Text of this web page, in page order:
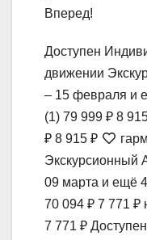
Вперед!
Доступен
движении
– 15 февраля и
(1) 79 999 ₽ 8
₽ 8 915 ₽
Экскурсионный
09 марта и ещё
70 094 ₽ 7 771 ₽
7 771 ₽